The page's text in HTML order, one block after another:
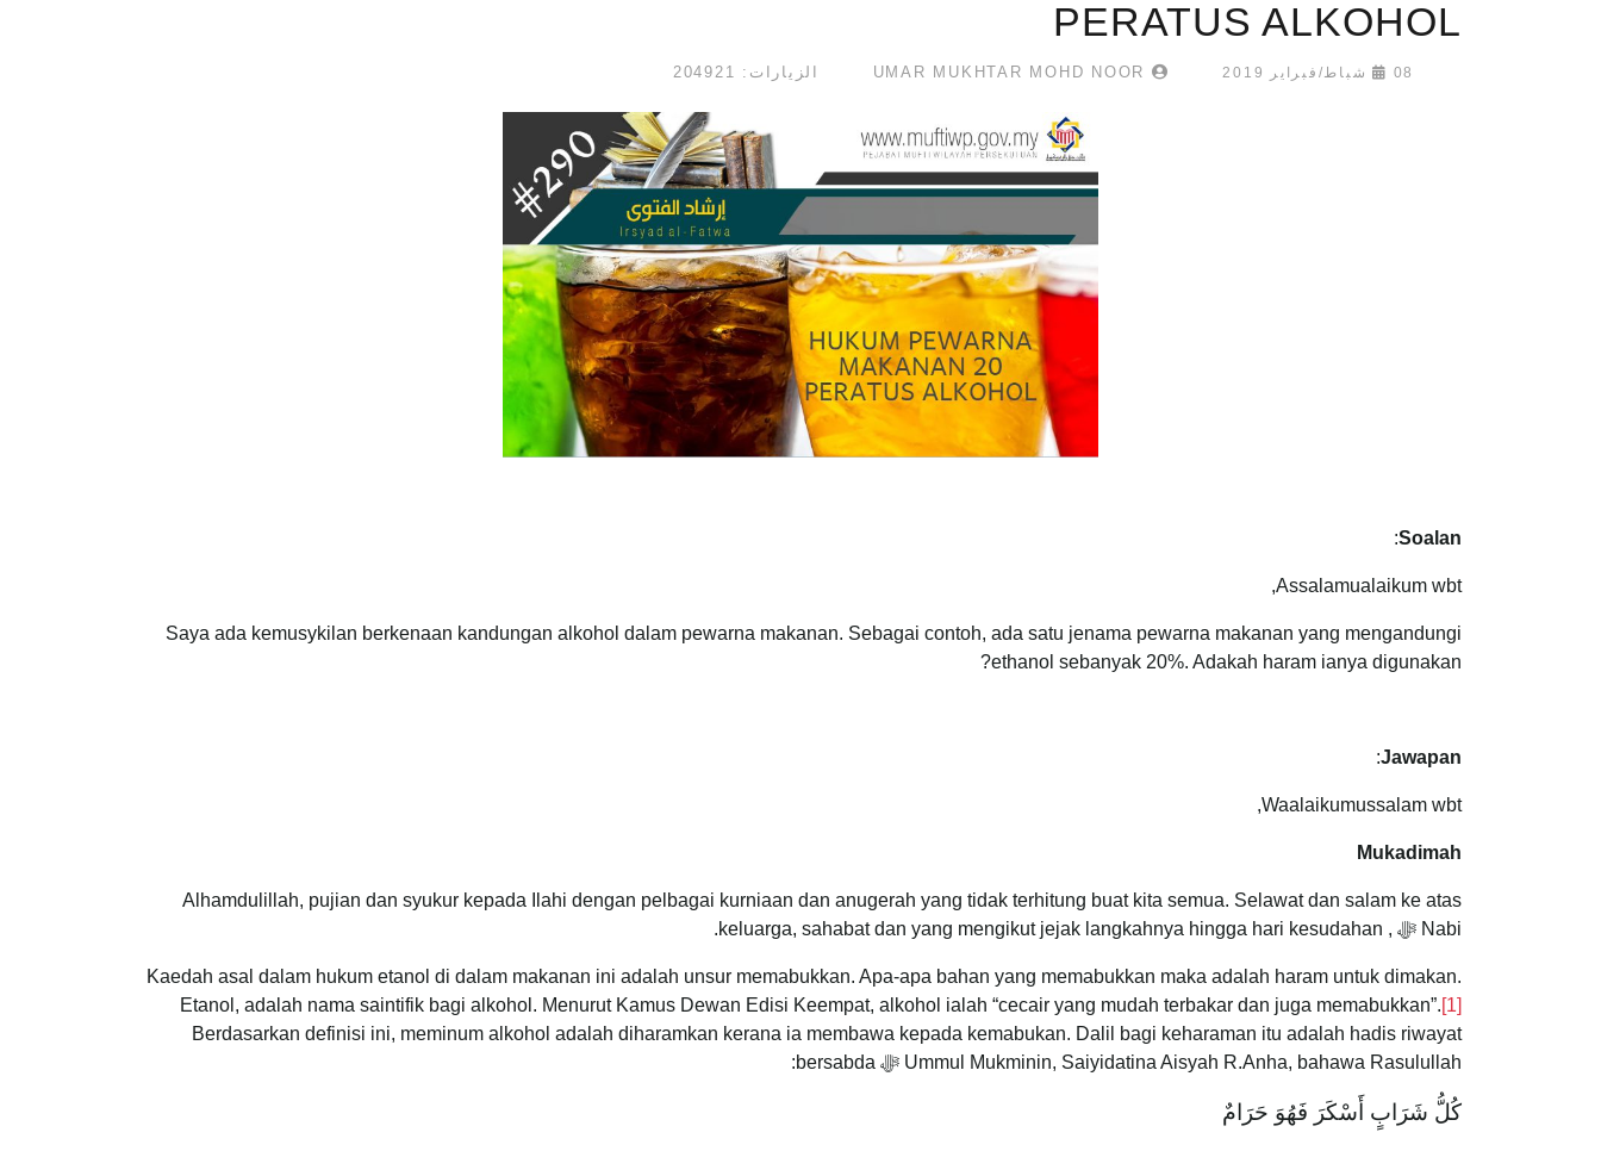
PERATUS ALKOHOL
08 شباط/فبراير 2019 الزيارات: 204921
Soalan
:
Assalamualaikum wbt,
Saya ada kemusykilan berkenaan kandungan alkohol dalam pewarna makanan. Sebagai contoh, ada satu jenama pewarna makanan yang mengandungi
ethanol sebanyak 20%. Adakah haram ianya digunakan?
Jawapan
:
Waalaikumussalam wbt,
Mukadimah
Alhamdulillah, pujian dan syukur kepada Ilahi dengan pelbagai kurniaan dan anugerah yang tidak terhitung buat kita semua. Selawat dan salam ke atas
Nabi ﷻ , keluarga, sahabat dan yang mengikut jejak langkahnya hingga hari kesudahan.
Kaedah asal dalam hukum etanol di dalam makanan ini adalah unsur memabukkan. Apa-apa bahan yang memabukkan maka adalah haram untuk dimakan.
Etanol, adalah nama saintifik bagi alkohol. Menurut Kamus Dewan Edisi Keempat, alkohol ialah “cecair yang mudah terbakar dan juga memabukkan”.[1]
Berdasarkan definisi ini, meminum alkohol adalah diharamkan kerana ia membawa kepada kemabukan. Dalil bagi keharaman itu adalah hadis riwayat
Ummul Mukminin, Saiyidatina Aisyah R.Anha, bahawa Rasulullah ﷻ bersabda:
كُلُّ شَرَابٍ أَسْكَرَ فَهُوَ حَرَامٌ